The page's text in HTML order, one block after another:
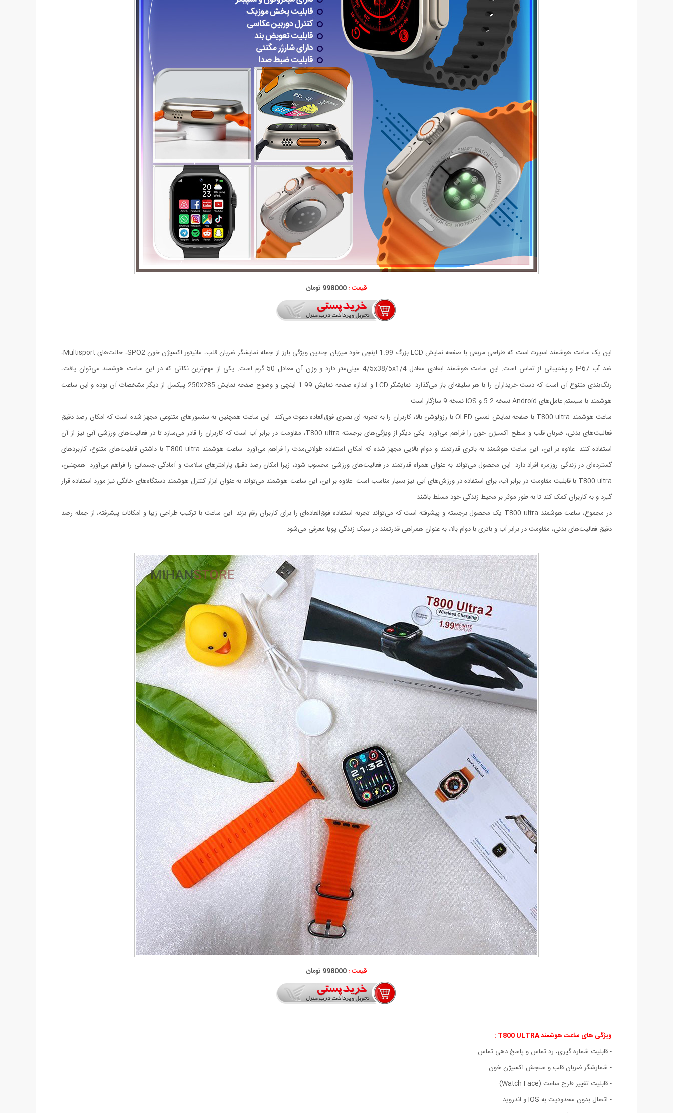
قیمت :998000 تومان
این یک ساعت هوشمند اسپرت است که طراحی مربعی با صفحه نمایش LCD بزرگ 1.99 اینچی خود میزبان چندین ویژگی بارز از جمله نمایشگر ضربان قلب، مانیتور اکسیژن خون SPO2، حالت‌های Multisport،
ضد آب IP67 و پشتیبانی از تماس است. این ساعت هوشمند ابعادی معادل 4/5x38/5x1/4 میلی‌متر دارد و وزن آن معادل 50 گرم است. یکی از مهم‌ترین نکاتی که در این ساعت هوشمند می‌توان یافت،
رنگ‌بندی متنوع آن است که دست خریداران را با هر سلیقه‌ای باز می‌گذارد. نمایشگر LCD و اندازه صفحه نمایش 1.99 اینچی و وضوح صفحه نمایش 250x285 پیکسل از دیگر مشخصات آن بوده و این ساعت
هوشمند با سیستم عامل‌های Android نسخه 5.2 و iOS نسخه 9 سازگار است.
ساعت هوشمند T800 ultra با صفحه نمایش لمسی OLED با رزولوشن بالا، کاربران را به تجربه ای بصری فوق‌العاده دعوت می‌کند. این ساعت همچنین به سنسورهای متنوعی مجهز شده است که امکان رصد دقیق
فعالیت‌های بدنی، ضربان قلب و سطح اکسیژن خون را فراهم می‌آورد. یکی دیگر از ویژگی‌های برجسته T800 ultra، مقاومت در برابر آب است که کاربران را قادر می‌سازد تا در فعالیت‌های ورزشی آبی نیز از آن
استفاده کنند. علاوه بر این، این ساعت هوشمند به باتری قدرتمند و دوام بالایی مجهز شده که امکان استفاده طولانی‌مدت را فراهم می‌آورد. ساعت هوشمند T800 ultra با داشتن قابلیت‌های متنوع، کاربردهای
گسترده‌ای در زندگی روزمره افراد دارد. این محصول می‌تواند به عنوان همراه قدرتمند در فعالیت‌های ورزشی محسوب شود، زیرا امکان رصد دقیق پارامترهای سلامت و آمادگی جسمانی را فراهم می‌آورد. همچنین،
T800 ultra با قابلیت مقاومت در برابر آب، برای استفاده در ورزش‌های آبی نیز بسیار مناسب است. علاوه بر این، این ساعت هوشمند می‌تواند به عنوان ابزار کنترل هوشمند دستگاه‌های خانگی نیز مورد استفاده قرار
گیرد و به کاربران کمک کند تا به طور موثر بر محیط زندگی خود مسلط باشند.
در مجموع، ساعت هوشمند T800 ultra یک محصول برجسته و پیشرفته است که می‌تواند تجربه استفاده فوق‌العاده‌ای را برای کاربران رقم بزند. این ساعت با ترکیب طراحی زیبا و امکانات پیشرفته، از جمله رصد
دقیق فعالیت‌های بدنی، مقاومت در برابر آب و باتری با دوام بالا، به عنوان همراهی قدرتمند در سبک زندگی پویا معرفی می‌شود.
قیمت :998000 تومان
ویژگی های ساعت هوشمند T800 ULTRA :
- قابلیت شماره گیری، رد تماس و پاسخ دهی تماس
- شمارشگر ضربان قلب و سنجش اکسیژن خون
- قابلیت تغییر طرح ساعت (Watch Face)
- اتصال بدون محدودیت به IOS و اندروید